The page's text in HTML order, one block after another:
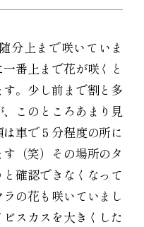
分上まで咲いていま
番上まで花が咲くと
。少し前まで割と多
このところあまり見
車で５分程度の所に
（笑）その場所のタ
確認できなくなって
の花も咲いていまし
スカスを大きくした